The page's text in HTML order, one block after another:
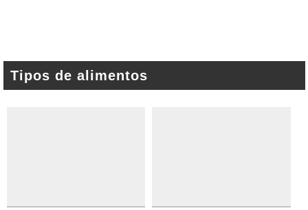
Tipos de alimentos